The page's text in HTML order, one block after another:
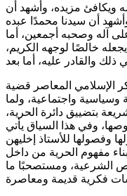
ويكافئ مزيده، وأشهد أن
وأشهد أن سيدنا محمدًا عبده
آله وصحبه أجمعين، أما
خالصًا لوجهه الكريم،
الإسلامي المعاصر قضية
وسياسية واجتماعية، ولما
بتضييق دائرة الحرية،
وفي هذا السياق يأتي
وفصولها للأستاذ إخليهن
مفهوم الحرية من داخل
الشرعية، ومستصحبًا ما